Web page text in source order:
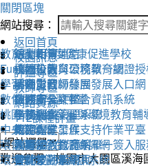
關閉區塊
網站搜尋：
返回首頁
校園訊息
活動相簿
校內公告
活動影音
教務處
學務處
總務處
輔導室
會計室
評鑑專區
111學年度健康促進學校
永續校園與環境教育網
溪海愛閱粉絲團
交通安全評鑑
午餐評鑑
衛生保健工作
人權法治教育網
替代役評鑑網頁
教師專區
線上朝會連結
桃園市教育公務單一認證
桃園市教師發展發展入口網
桃園市公文整合資訊系統
全國圖書管理系統
教師專業發展支持作業平臺
教育部教育體系單一簽入
雲端差勤系統
網路資源
教育雲
Fun學王
學習吧
數位閱讀學習平臺
桃園市永續發展與環境教育輔
中央氣象局
環保署綠色生活資訊網
環境教育管理資訊系統
112課程計畫
歡迎參觀：桃園市大園區溪海